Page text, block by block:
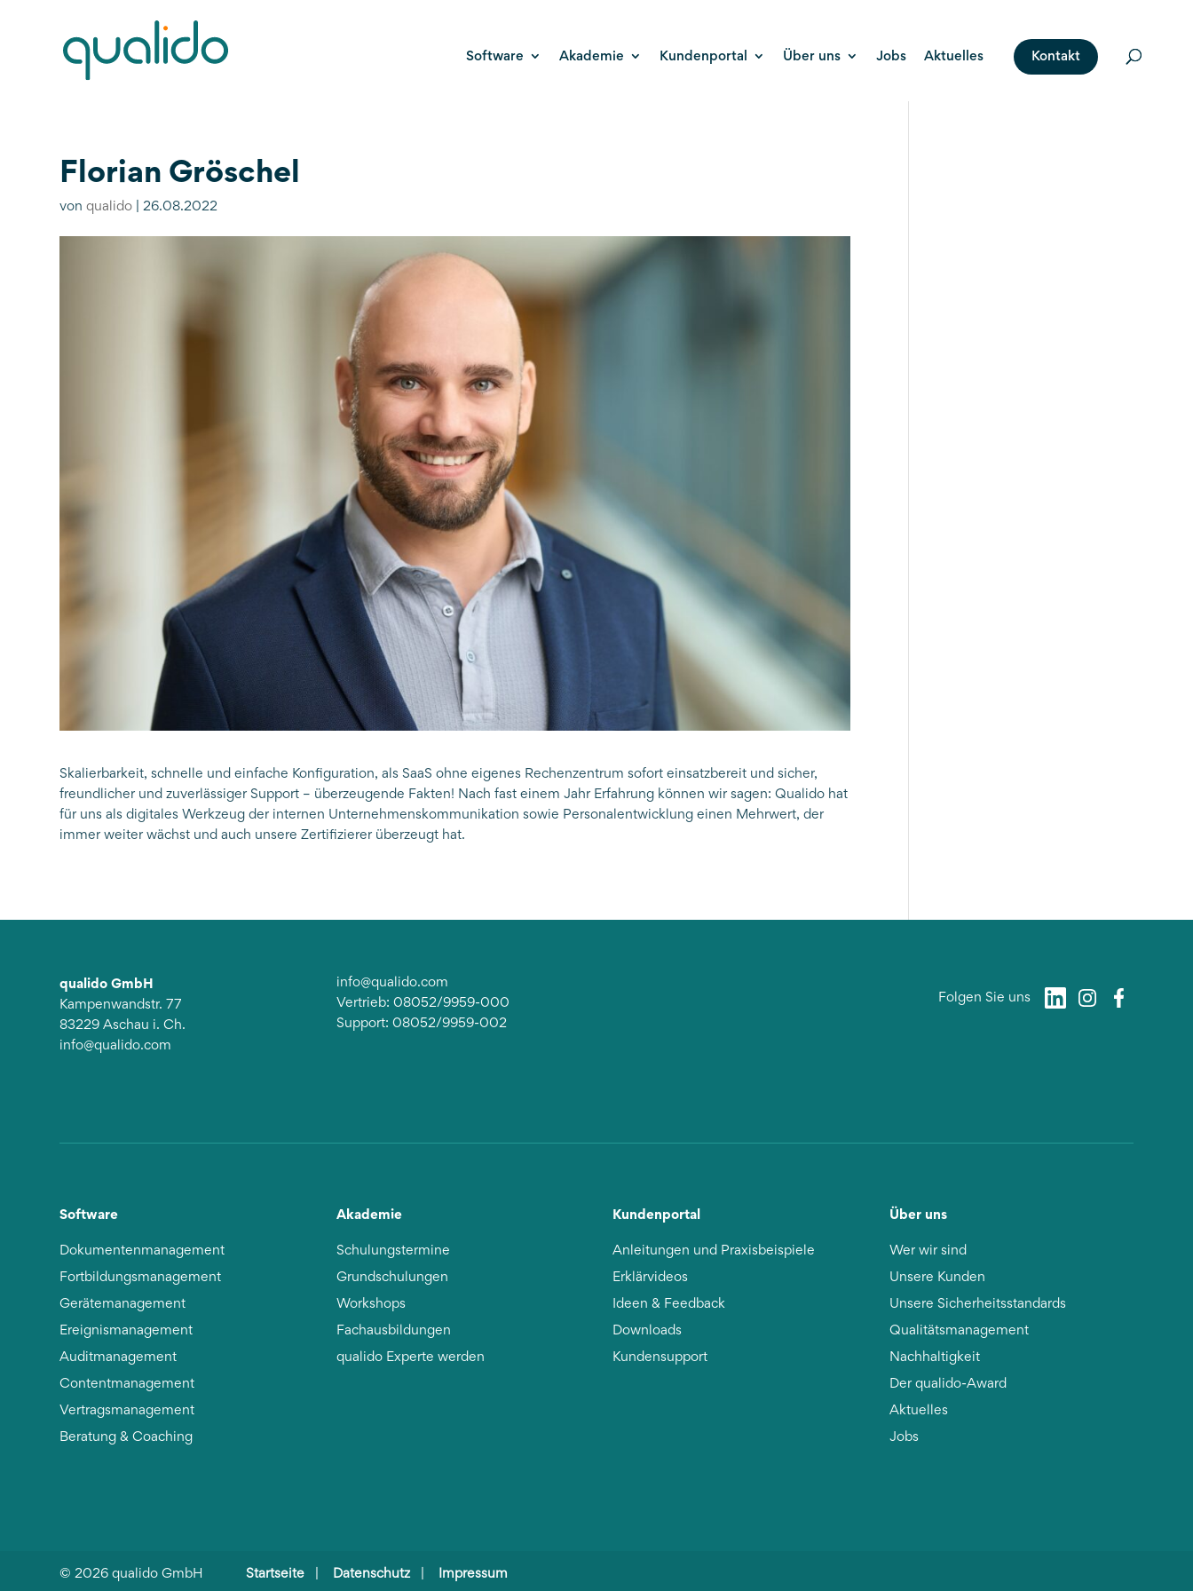
Software Akademie Kundenportal Über uns Jobs Aktuelles Kontakt
Florian Gröschel
vonqualido |26.08.2022
Skalierbarkeit, schnelle und einfache Konfiguration, als SaaS ohne eigenes Rechenzentrum sofort einsatzbereit und sicher,
freundlicher und zuverlässiger Support – überzeugende Fakten! Nach fast einem Jahr Erfahrung können wir sagen: Qualido hat
für uns als digitales Werkzeug der internen Unternehmenskommunikation sowie Personalentwicklung einen Mehrwert, der
immer weiter wächst und auch unsere Zertifizierer überzeugt hat.
qualido GmbH
Kampenwandstr. 77
83229 Aschau i. Ch.
info@qualido.com
info@qualido.com
Vertrieb: 08052/9959-000
Support: 08052/9959-002
Folgen Sie uns
Software
Dokumentenmanagement
Fortbildungsmanagement
Gerätemanagement
Ereignismanagement
Auditmanagement
Contentmanagement
Vertragsmanagement
Beratung & Coaching
Akademie
Schulungstermine
Grundschulungen
Workshops
Fachausbildungen
qualido Experte werden
Kundenportal
Anleitungen und Praxisbeispiele
Erklärvideos
Ideen & Feedback
Downloads
Kundensupport
Über uns
Wer wir sind
Unsere Kunden
Unsere Sicherheitsstandards
Qualitätsmanagement
Nachhaltigkeit
Der qualido-Award
Aktuelles
Jobs
©2026 qualido GmbHStartseite Datenschutz| Impressum